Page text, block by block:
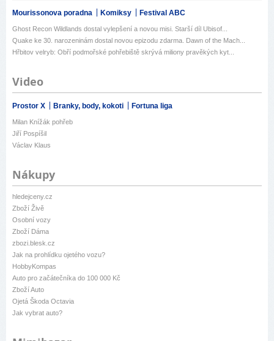
Mourissonova poradna Komiksy Festival ABC
Ghost Recon Wildlands dostal vylepšení a novou misi. Starší díl Ubisof...
Quake ke 30. narozeninám dostal novou epizodu zdarma. Dawn of the Mach...
Hřbitov velryb: Obří podmořské pohřebiště skrývá miliony pravěkých kyt...
Video
Prostor X Branky, body, kokoti Fortuna liga
Milan Knížák pohřeb
Jiří Pospíšil
Václav Klaus
Nákupy
hledejceny.cz
Zboží Živě
Osobní vozy
Zboží Dáma
zbozi.blesk.cz
Jak na prohlídku ojetého vozu?
HobbyKompas
Auto pro začátečníka do 100 000 Kč
Zboží Auto
Ojetá Škoda Octavia
Jak vybrat auto?